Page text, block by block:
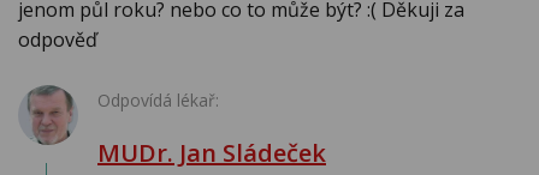
jenom půl roku? nebo co to může být? :( Děkuji za
odpověď
Odpovídá lékař:
MUDr. Jan Sládeček